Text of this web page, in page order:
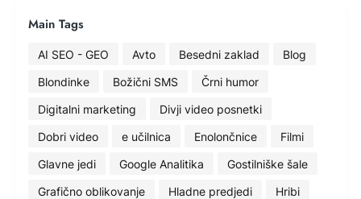
Main Tags
AI SEO - GEO Avto Besedni zaklad
Blog
Blondinke
Božični SMS
Črni humor
Digitalni marketing
Divji video posnetki
Dobri video
e učilnica Enolončnice
Filmi
Glavne jedi
Google Analitika
Gostilniške šale
Grafično oblikovanje
Hladne predjedi
Hribi